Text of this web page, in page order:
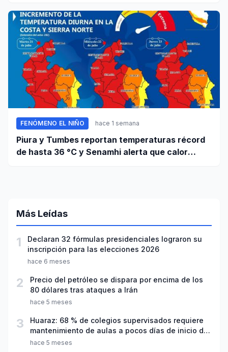
FENÓMENO EL NIÑO hace 1 semana
Piura y Tumbes reportan temperaturas récord
de hasta 36 °C y Senamhi alerta que calor
Más Leídas
1
Declaran 32 fórmulas presidenciales lograron su
inscripción para las elecciones 2026
hace 6 meses
2
Precio del petróleo se dispara por encima de los
80 dólares tras ataques a Irán
hace 5 meses
3
Huaraz: 68 % de colegios supervisados requiere
mantenimiento de aulas a pocos días de inicio del
año escolar 2026
hace 5 meses